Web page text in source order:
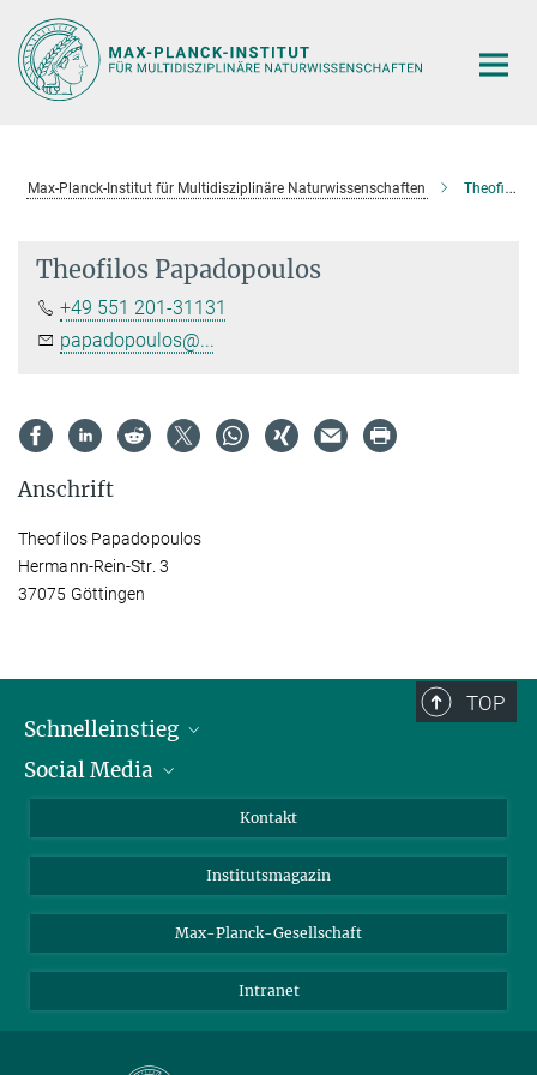
Hauptinhalt
Max-Planck-Institut für Multidisziplinäre Naturwissenschaften Theofilos Papadopoulos
Theofilos Papadopoulos
+49 551 201-31131
papadopoulos@...
Anschrift
Theofilos Papadopoulos
Hermann-Rein-Str. 3
37075 Göttingen
TOP
Schnelleinstieg
Alumni
Schulen
Studierende
Social Media
Facebook
YouTube
Kontakt
Institutsmagazin
Max-Planck-Gesellschaft
Intranet